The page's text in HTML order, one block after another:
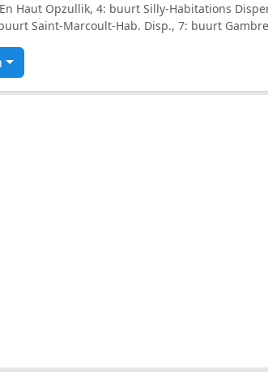
Haut Opzullik, 4: buurt Silly-Habitations
Saint-Marcoult-Hab. Disp., 7: buurt